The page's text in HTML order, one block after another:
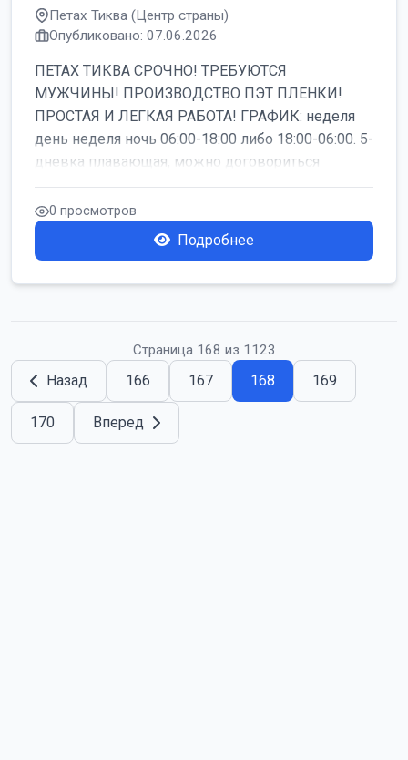
Петах Тиква (Центр страны)
Опубликовано: 07.06.2026
ПЕТАХ ТИКВА СРОЧНО! ТРЕБУЮТСЯ
МУЖЧИНЫ! ПРОИЗВОДСТВО ПЭТ ПЛЕНКИ!
ПРОСТАЯ И ЛЕГКАЯ РАБОТА! ГРАФИК: неделя
день неделя ночь 06:00-18:00 либо 18:00-06:00. 5-
дневка плавающая, можно договориться
работать б...
0 просмотров
Подробнее
Страница 168 из 1123
Назад 166 167 168 169
170 Вперед